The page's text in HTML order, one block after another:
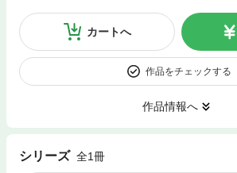
カートへ
作品をチェックする
作品情報へ
シリーズ 全1冊